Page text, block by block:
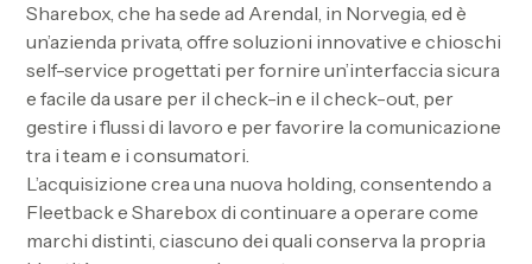
Sharebox, che ha sede ad Arendal, in Norvegia, ed è
un’azienda privata, offre soluzioni innovative e chioschi
self-service progettati per fornire un’interfaccia sicura
e facile da usare per il check-in e il check-out, per
gestire i flussi di lavoro e per favorire la comunicazione
tra i team e i consumatori.
L’acquisizione crea una nuova holding, consentendo a
Fleetback e Sharebox di continuare a operare come
marchi distinti, ciascuno dei quali conserva la propria